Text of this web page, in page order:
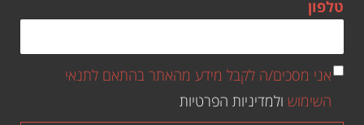
טלפון
אני מסכים/ה לקבל מידע מהאתר בהתאם לתנאי
השימוש ולמדיניות הפרטיות